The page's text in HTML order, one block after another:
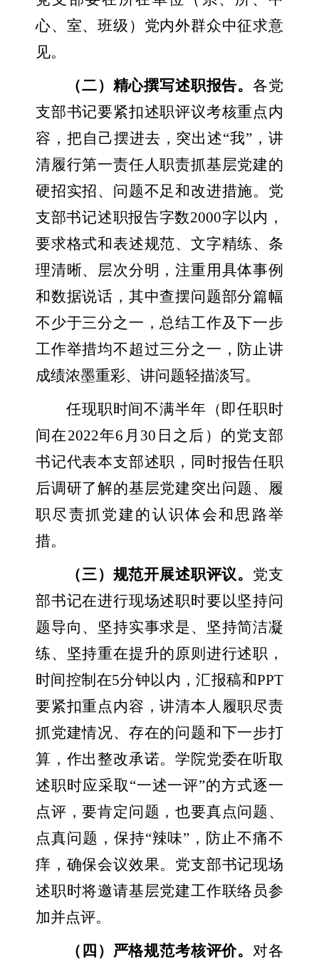
心、室、班级）党内外群众中征求意
见。
（二）精心撰写述职报告。各党
支部书记要紧扣述职评议考核重点内
容，把自己摆进去，突出述“我”，讲
清履行第一责任人职责抓基层党建的
硬招实招、问题不足和改进措施。党
支部书记述职报告字数2000字以内，
要求格式和表述规范、文字精练、条
理清晰、层次分明，注重用具体事例
和数据说话，其中查摆问题部分篇幅
不少于三分之一，总结工作及下一步
工作举措均不超过三分之一，防止讲
成绩浓墨重彩、讲问题轻描淡写。
任现职时间不满半年（即任职时
间在2022年6 月 30 日之后）的党支部
书记代表本支部述职，同时报告任职
后调研了解的基层党建突出问题、履
职尽责抓党建的认识体会和思路举
措。
（三）规范开展述职评议。 党支
部书记在进行现场述职时要以坚持问
题导向、坚持实事求是、坚持简洁凝
练、坚持重在提升的原则进行述职，
时间控制在5分钟以内，汇报稿和PPT
要紧扣重点内容，讲清本人履职尽责
抓党建情况、存在的问题和下一步打
算，作出整改承诺。学院党委在听取
述职时应采取 “一述一评”的方式逐一
点评，要肯定问题，也要真点问题、
点真问题，保持“辣味” ，防止不痛不
痒，确保会议效果。党支部书记现场
述职时将邀请基层党建工作联络员参
加并点评。
（四）严格规范考核评价。对各